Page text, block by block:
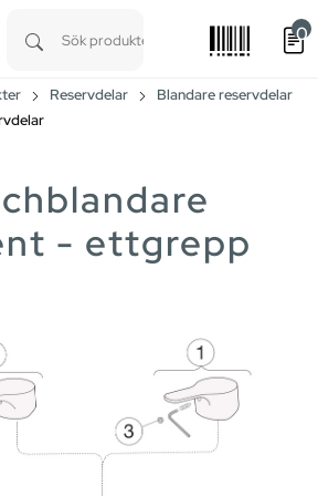
0
Reservdelar
Blandare reservdelar
- ettgrepp